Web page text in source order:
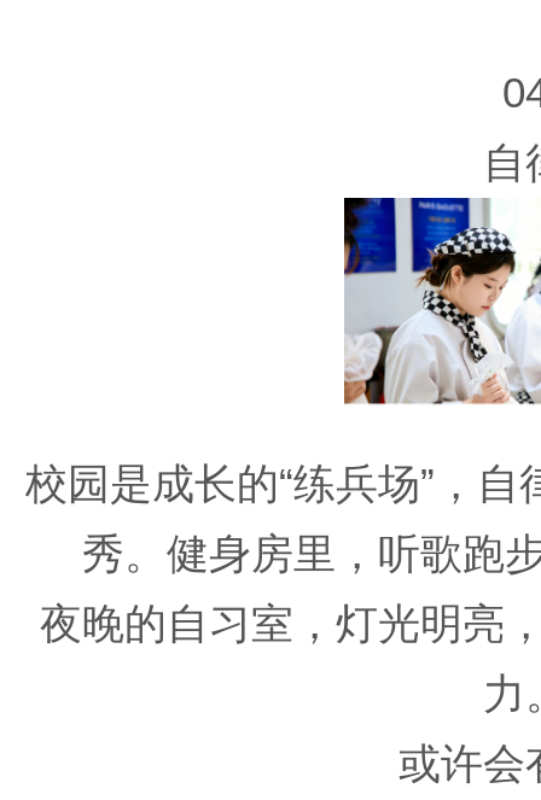
自
校园是成长的“练兵场”，
秀。健身房里，听歌跑
夜晚的自习室，灯光明亮
力
或许会